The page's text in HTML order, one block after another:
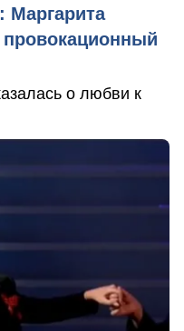
Маргарита
о любви к